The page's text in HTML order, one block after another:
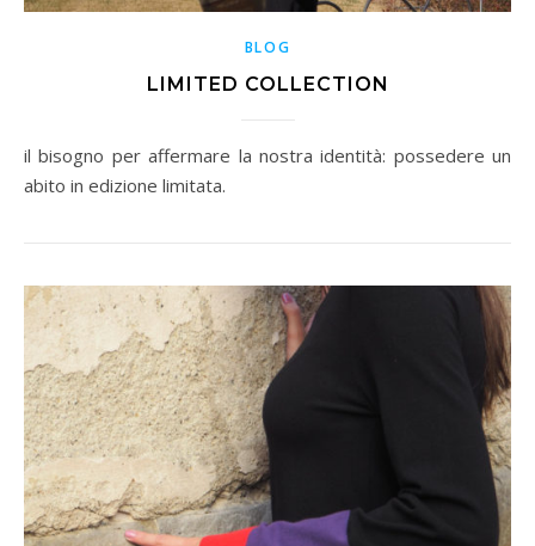
BLOG
LIMITED COLLECTION
il bisogno per affermare la nostra identità: possedere un
abito in edizione limitata.